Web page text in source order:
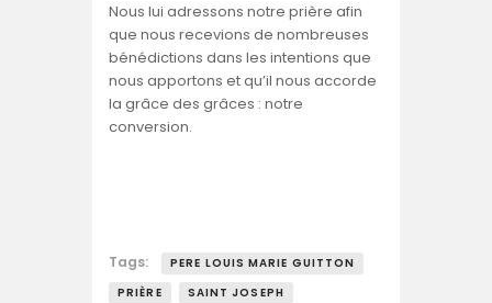
Nous lui adressons notre prière afin
que nous recevions de nombreuses
bénédictions dans les intentions que
nous apportons et qu’il nous accorde
la grâce des grâces : notre
conversion.
Tags:
PERE LOUIS MARIE GUITTON
PRIÈRE
SAINT JOSEPH